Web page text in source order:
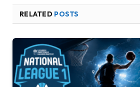
RELATED POSTS